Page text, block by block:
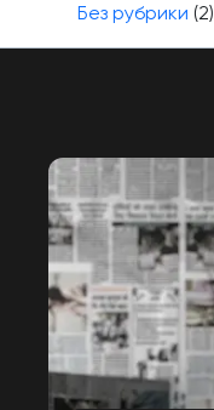
Без рубрики (2)